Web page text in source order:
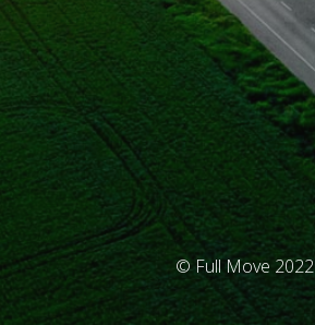
© Full Move 2022